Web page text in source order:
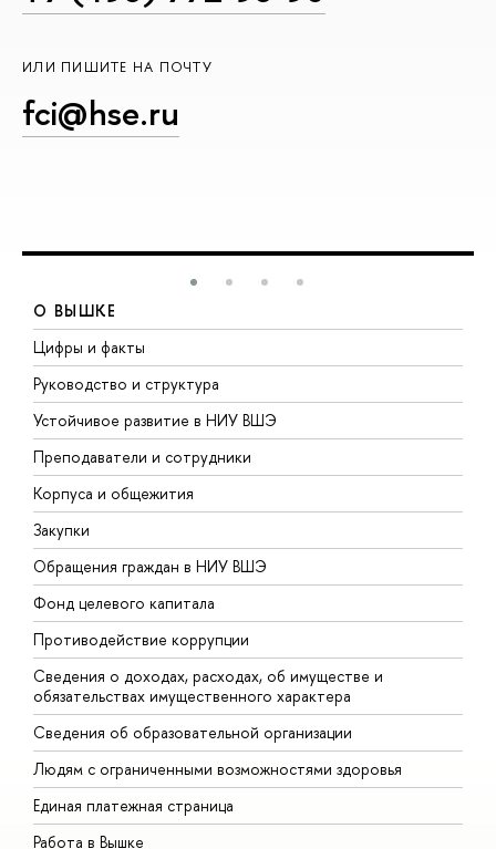
ИЛИ ПИШИТЕ НА ПОЧТУ
fci@hse.ru
О ВЫШКЕ
Цифры и факты
Руководство и структура
Устойчивое развитие в НИУ ВШЭ
Преподаватели и сотрудники
Корпуса и общежития
Закупки
Обращения граждан в НИУ ВШЭ
Фонд целевого капитала
Противодействие коррупции
Сведения о доходах, расходах, об имуществе и
обязательствах имущественного характера
Сведения об образовательной организации
Людям с ограниченными возможностями здоровья
Единая платежная страница
Работа в Вышке